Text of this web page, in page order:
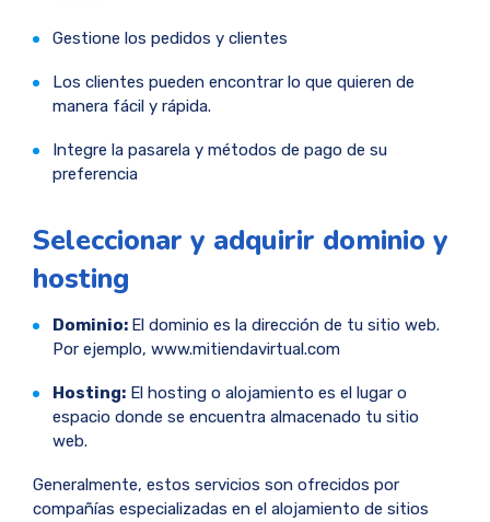
Gestione los pedidos y clientes
Los clientes pueden encontrar lo que quieren de
manera fácil y rápida.
Integre la pasarela y métodos de pago de su
preferencia
Seleccionar y adquirir dominio y
hosting
Dominio: El dominio es la dirección de tu sitio web.
Por ejemplo, www.mitiendavirtual.com
Hosting: El hosting o alojamiento es el lugar o
espacio donde se encuentra almacenado tu sitio
web.
Generalmente, estos servicios son ofrecidos por
compañías especializadas en el alojamiento de sitios